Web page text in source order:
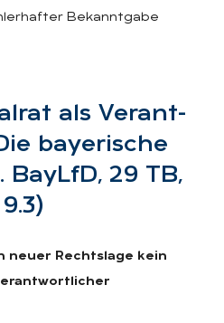
Bekanntgabe
als Ver­ant­
baye­ri­sche
BayLfD, 29 TB,
neuer Rechtslage kein